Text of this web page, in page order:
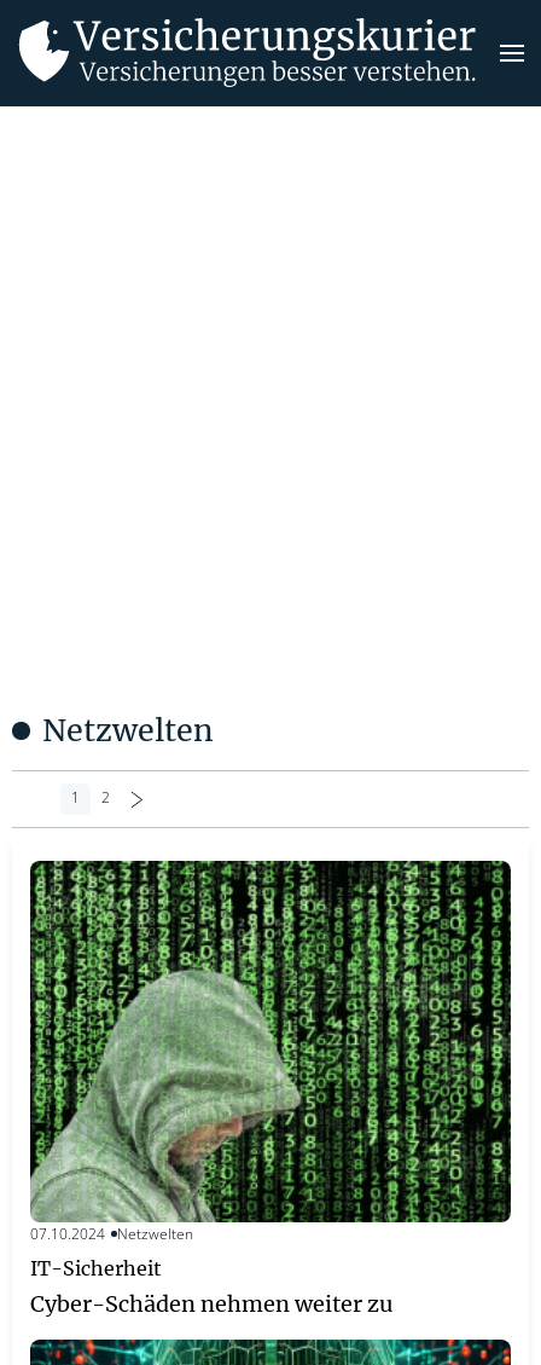
Netzwelten
1 2 >
07.10.2024 Netzwelten
IT-Sicherheit
Cyber-Schäden nehmen weiter zu